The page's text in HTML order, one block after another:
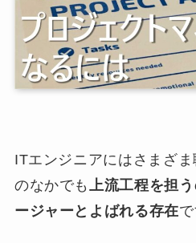
ITエンジニアにはさまざ
のなかでも
上流工程を担
ージャーとよばれる存在で